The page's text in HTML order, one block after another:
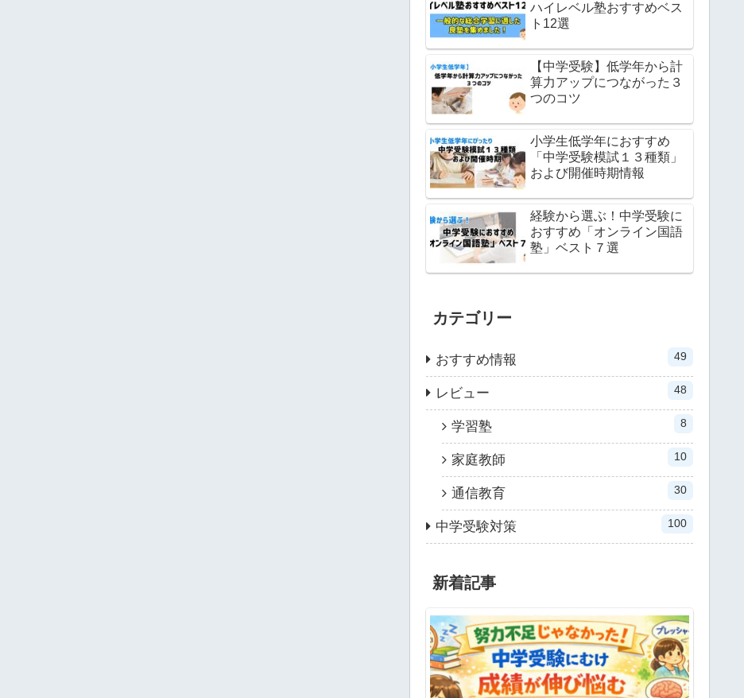
ハイレベル塾おすすめベス
ト12選
【中学受験】低学年から計
算力アップにつながった３
つのコツ
小学生低学年におすすめ
「中学受験模試１３種類」
および開催時期情報
経験から選ぶ！中学受験に
おすすめ「オンライン国語
塾」ベスト７選
カテゴリー
おすすめ情報 49
レビュー 48
学習塾 8
家庭教師 10
通信教育 30
中学受験対策 100
新着記事